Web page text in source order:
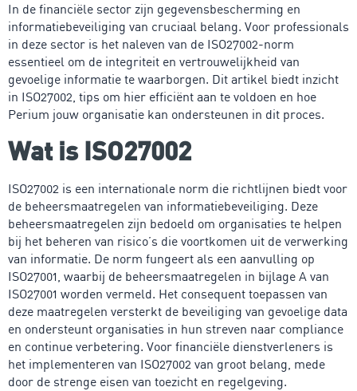
In de financiële sector zijn gegevensbescherming en
informatiebeveiliging van cruciaal belang. Voor professionals
in deze sector is het naleven van de ISO27002-norm
essentieel om de integriteit en vertrouwelijkheid van
gevoelige informatie te waarborgen. Dit artikel biedt inzicht
in ISO27002, tips om hier efficiënt aan te voldoen en hoe
Perium jouw organisatie kan ondersteunen in dit proces.
Wat is ISO27002
ISO27002 is een internationale norm die richtlijnen biedt voor
de beheersmaatregelen van informatiebeveiliging. Deze
beheersmaatregelen zijn bedoeld om organisaties te helpen
bij het beheren van risico’s die voortkomen uit de verwerking
van informatie. De norm fungeert als een aanvulling op
ISO27001, waarbij de beheersmaatregelen in bijlage A van
ISO27001 worden vermeld. Het consequent toepassen van
deze maatregelen versterkt de beveiliging van gevoelige data
en ondersteunt organisaties in hun streven naar compliance
en continue verbetering. Voor financiële dienstverleners is
het implementeren van ISO27002 van groot belang, mede
door de strenge eisen van toezicht en regelgeving.